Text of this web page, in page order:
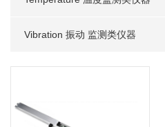
Vibration 振动 监测类仪器